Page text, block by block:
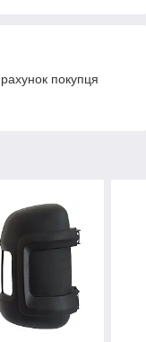
покупця